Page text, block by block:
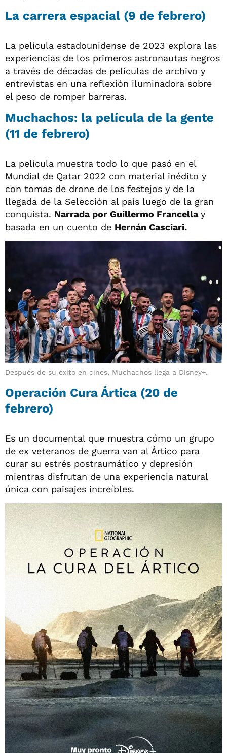
La carrera espacial (9 de febrero)
La película estadounidense de 2023 explora las
experiencias de los primeros astronautas negros
a través de décadas de películas de archivo y
entrevistas en una reflexión iluminadora sobre
el peso de romper barreras.
Muchachos: la película de la gente
(11 de febrero)
La película muestra todo lo que pasó en el
Mundial de Qatar 2022 con material inédito y
con tomas de drone de los festejos y de la
llegada de la Selección al país luego de la gran
conquista. Narrada por Guillermo Francellay
basada en un cuento de Hernán Casciari.
Después de su éxito en cines, Muchachos llega a Disney+.
Operación Cura Ártica (20 de
febrero)
Es un documental que muestra cómo un grupo
de ex veteranos de guerra van al Ártico para
curar su estrés postraumático y depresión
mientras disfrutan de una experiencia natural
única con paisajes increíbles.